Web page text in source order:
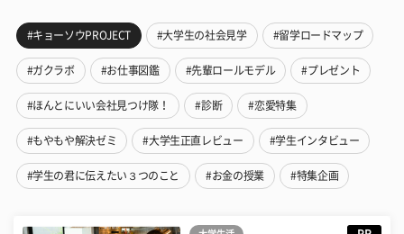
#キョーソウPROJECT #大学生の社会見学 #留学ロードマップ
#ガクラボ #お仕事図鑑 #先輩ロールモデル #プレゼント
#ほんとにいい会社見つけ隊！ #診断 #恋愛特集
#もやもや解決ゼミ #大学生正直レビュー #学生インタビュー
#学生の君に伝えたい３つのこと #お金の授業 #特集企画